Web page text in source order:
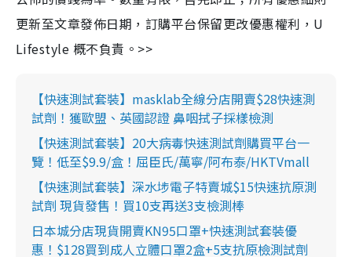
更新至文章發佈日期，訂購平台保留更改優惠權利，U
Lifestyle 概不負責。>>
【快速測試套裝】masklab全線分店開賣$28快速測
試劑！獲歐盟、英國認證 鼻咽拭子採樣檢測
【快速測試套裝】20大病毒快速測試劑購買平台一
覽！低至$9.9/盒！屈臣氏/萬寧/阿布泰/HKTVmall
【快速測試套裝】深水埗電子特賣城$15快速抗原測
試劑 現貨發售！買10支再送3支檢測棒
日本城分店現貨開賣KN95口罩+快速測試套裝優
惠！$128買到成人立體口罩2盒+5支抗原檢測試劑